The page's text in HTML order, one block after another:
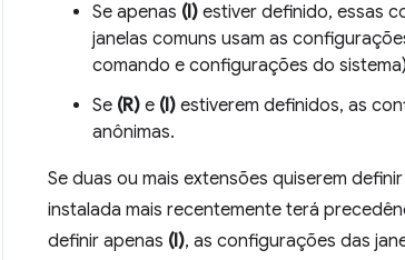
Se apenas (I) estiver definido, essas
janelas comuns usam as
comando e configurações do
Se (R) e (I) estiverem definidos, as
anônimas.
Se duas ou mais extensões quiserem
instalada mais recentemente terá
definir apenas (I), as configurações das